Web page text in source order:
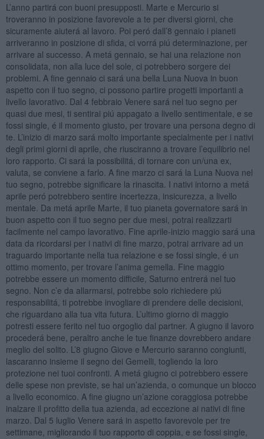
L’anno partirá con buoni presupposti. Marte e Mercurio si
troveranno in posizione favorevole a te per diversi giorni, che
sicuramente aiuterá al lavoro. Poi peró dall’8 gennaio i pianeti
arriveranno in posizione di sfida, ci vorrá piú determinazione, per
arrivare al successo. A metá gennaio, se hai una relazione non
consolidata, non alla luce del sole, ci potrebbero sorgere dei
problemi. A fine gennaio ci sará una bella Luna Nuova in buon
aspetto con il tuo segno, ci possono partire progetti importanti a
livello lavorativo. Dal 4 febbraio Venere sará nel tuo segno per
quasi due mesi, ti sentirai piú appagato a livello sentimentale, e se
fossi single, é il momento giusto, per trovare una persona degno di
te. L’inizio di marzo sará molto importante specialmente per i nativi
degli primi giorni di aprile, che riusciranno a trovare l’equilibrio nel
loro rapporto. Ci sará la possibilitá, di tornare con un/una ex,
valuta, se conviene a farlo. A fine marzo ci sará la Luna Nuova nel
tuo segno, potrebbe significare la rinascita. I nativi intorno a metá
aprile peró potrebbero sentire incertezza, insicurezza, a livello
mentale. Da metá aprile Marte, il tuo pianeta governatore sará in
buon aspetto con il tuo segno per due mesi, potrai realizzarti
facilmente nel campo lavorativo. Fine aprile-inizio maggio sará una
data da ricordarsi per i nativi di fine marzo, potrai arrivare ad un
traguardo importante nella tua relazione e se fossi single, é un
ottimo momento, per trovare l’anima gemella. Fine maggio
potrebbe essere un momento difficile, Saturno entrerá nel tuo
segno. Non c’e da allarmarsi, potrebbe solo richiedere piú
responsabilitá, ti potrebbe invogliare di prendere delle decisioni,
che riguardano alla tua vita futura. L’ultimo giorno di maggio
potresti essere ferito nel tuo orgoglio dal partner. A giugno il lavoro
procederá bene, peraltro anche le tue finanze dovrebbero andare
meglio del solito. L’8 giugno Giove e Mercurio saranno congiunti,
lascaranno insieme il segno dei Gemelli, togliendo la loro
protezione nei tuoi confronti. A metá giugno ci potrebbero essere
delle spese non previste, se hai un’azienda, o comunque un blocco
a livello economico. A fine giugno un’azione coraggiosa potrebbe
inalzare il profitto della tua azienda, ad eccezione ai nativi di fine
marzo. Dal 5 luglio Venere sará in aspetto favorevole per tre
settimane, migliorando il tuo rapporto di coppia, e se fossi single,